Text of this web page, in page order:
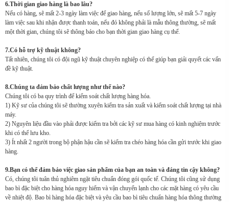
6.Thời gian giao hàng là bao lâu?
Nếu có hàng, sẽ mất 2-3 ngày làm việc để giao hàng, nếu số lượng lớn, sẽ mất 5-7 ngày
làm việc sau khi nhận được thanh toán, nếu đó không phải là mẫu thông thường, sẽ mất
một thời gian, chúng tôi sẽ thông báo cho bạn thời gian giao hàng cụ thể.
7.Có hỗ trợ kỹ thuật không?
Tất nhiên, chúng tôi có đội ngũ kỹ thuật chuyên nghiệp có thể giúp bạn giải quyết các vấn
đề kỹ thuật.
8.Chúng ta đảm bảo chất lượng như thế nào?
Chúng tôi có ba quy trình để kiểm soát chất lượng hàng hóa.
1) Kỹ sư của chúng tôi sẽ thường xuyên kiểm tra sản xuất và kiểm soát chất lượng tại nhà
máy.
2) Nguyên liệu đầu vào phải được kiểm tra bởi các kỹ sư mua hàng có kinh nghiệm trước
khi có thể lưu kho.
3) Ít nhất 2 người trong bộ phận hậu cần sẽ kiểm tra chéo hàng hóa cần gửi trước khi giao
hàng.
9.Bạn có thể đảm bảo việc giao sản phẩm của bạn an toàn và đáng tin cậy không?
Có, chúng tôi tuân thủ nghiêm ngặt tiêu chuẩn đóng gói quốc tế. Chúng tôi cũng sử dụng
bao bì đặc biệt cho hàng hóa nguy hiểm và vận chuyển lạnh cho các mặt hàng có yêu cầu
về nhiệt độ. Bao bì hàng hóa đặc biệt và yêu cầu bao bì tiêu chuẩn hàng hóa thông thường